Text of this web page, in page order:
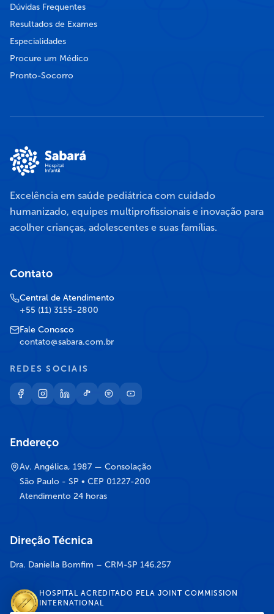
Dúvidas Frequentes
Resultados de Exames
Especialidades
Procure um Médico
Pronto-Socorro
Excelência em saúde pediátrica com cuidado
humanizado, equipes multiprofissionais e inovação para
acolher crianças, adolescentes e suas famílias.
Contato
Central de Atendimento
+55 (11) 3155-2800
Fale Conosco
contato@sabara.com.br
REDES SOCIAIS
Endereço
Av. Angélica, 1987 — Consolação
São Paulo - SP • CEP 01227-200
Atendimento 24 horas
Direção Técnica
Dra. Daniella Bomfim – CRM-SP 146.257
HOSPITAL ACREDITADO PELA JOINT COMMISSION
INTERNATIONAL